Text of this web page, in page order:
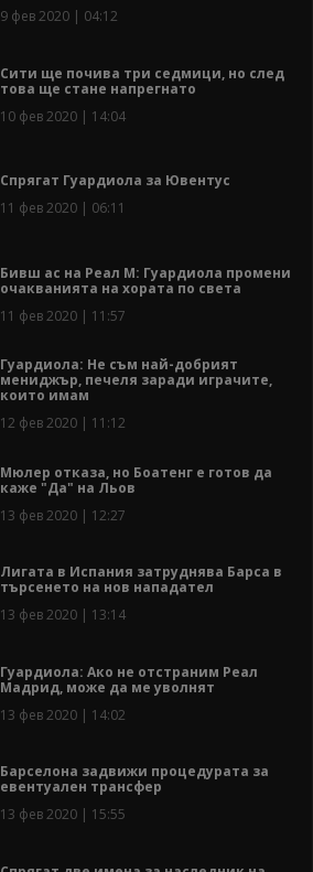
9 фев 2020 | 04:12
Сити ще почива три седмици, но след
това ще стане напрегнато
10 фев 2020 | 14:04
Спрягат Гуардиола за Ювентус
11 фев 2020 | 06:11
Бивш ас на Реал М: Гуардиола промени
очакванията на хората по света
11 фев 2020 | 11:57
Гуардиола: Не съм най-добрият
мениджър, печеля заради играчите,
които имам
12 фев 2020 | 11:12
Мюлер отказа, но Боатенг е готов да
каже "Да" на Льов
13 фев 2020 | 12:27
Лигата в Испания затруднява Барса в
търсенето на нов нападател
13 фев 2020 | 13:14
Гуардиола: Ако не отстраним Реал
Мадрид, може да ме уволнят
13 фев 2020 | 14:02
Барселона задвижи процедурата за
евентуален трансфер
13 фев 2020 | 15:55